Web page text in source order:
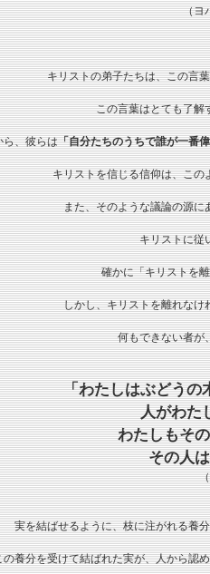
（ヨ
キリストの弟子たちは、この言
この言葉はとても了解
ら、彼らは「自分たちのうちで誰が一番
キリストを信じる信仰は、この
また、そのような議論の源に
キリストに従
確かに「キリストを
しかし、キリストを離れなけ
何もできない者が
「わたしはぶどうの
人がわた
わたしもそ
その人
実を結ばせるように、枝に注がれる養
の養分を受けて結ばれた実が、人から認